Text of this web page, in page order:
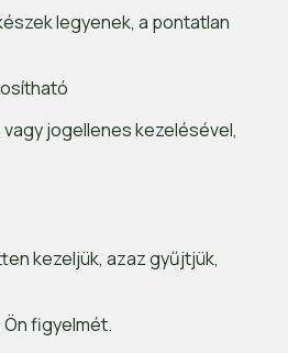
legyenek, a pontatlan
jogellenes kezelésével,
kezeljük, azaz gyűjtjük,
figyelmét.